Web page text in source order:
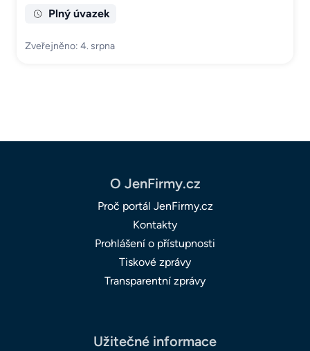
Plný úvazek
Zveřejněno: 4. srpna
O JenFirmy.cz
Proč portál JenFirmy.cz
Kontakty
Prohlášení o přístupnosti
Tiskové zprávy
Transparentní zprávy
Užitečné informace